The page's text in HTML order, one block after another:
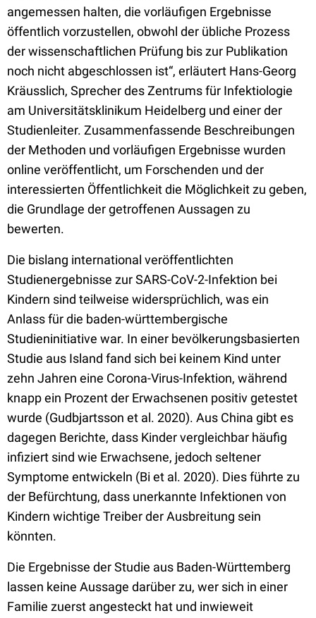
angemessen halten, die vorläufigen Ergebnisse
öffentlich vorzustellen, obwohl der übliche Prozess
der wissenschaftlichen Prüfung bis zur Publikation
noch nicht abgeschlossen ist“, erläutert Hans-Georg
Kräusslich, Sprecher des Zentrums für Infektiologie
am Universitätsklinikum Heidelberg und einer der
Studienleiter. Zusammenfassende Beschreibungen
der Methoden und vorläufigen Ergebnisse wurden
online veröffentlicht, um Forschenden und der
interessierten Öffentlichkeit die Möglichkeit zu geben,
die Grundlage der getroffenen Aussagen zu
bewerten.
Die bislang international veröffentlichten
Studienergebnisse zur SARS-CoV-2-Infektion bei
Kindern sind teilweise widersprüchlich, was ein
Anlass für die baden-württembergische
Studieninitiative war. In einer bevölkerungsbasierten
Studie aus Island fand sich bei keinem Kind unter
zehn Jahren eine Corona-Virus-Infektion, während
knapp ein Prozent der Erwachsenen positiv getestet
wurde (Gudbjartsson et al. 2020). Aus China gibt es
dagegen Berichte, dass Kinder vergleichbar häufig
infiziert sind wie Erwachsene, jedoch seltener
Symptome entwickeln (Bi et al. 2020). Dies führte zu
der Befürchtung, dass unerkannte Infektionen von
Kindern wichtige Treiber der Ausbreitung sein
könnten.
Die Ergebnisse der Studie aus Baden-Württemberg
lassen keine Aussage darüber zu, wer sich in einer
Familie zuerst angesteckt hat und inwieweit